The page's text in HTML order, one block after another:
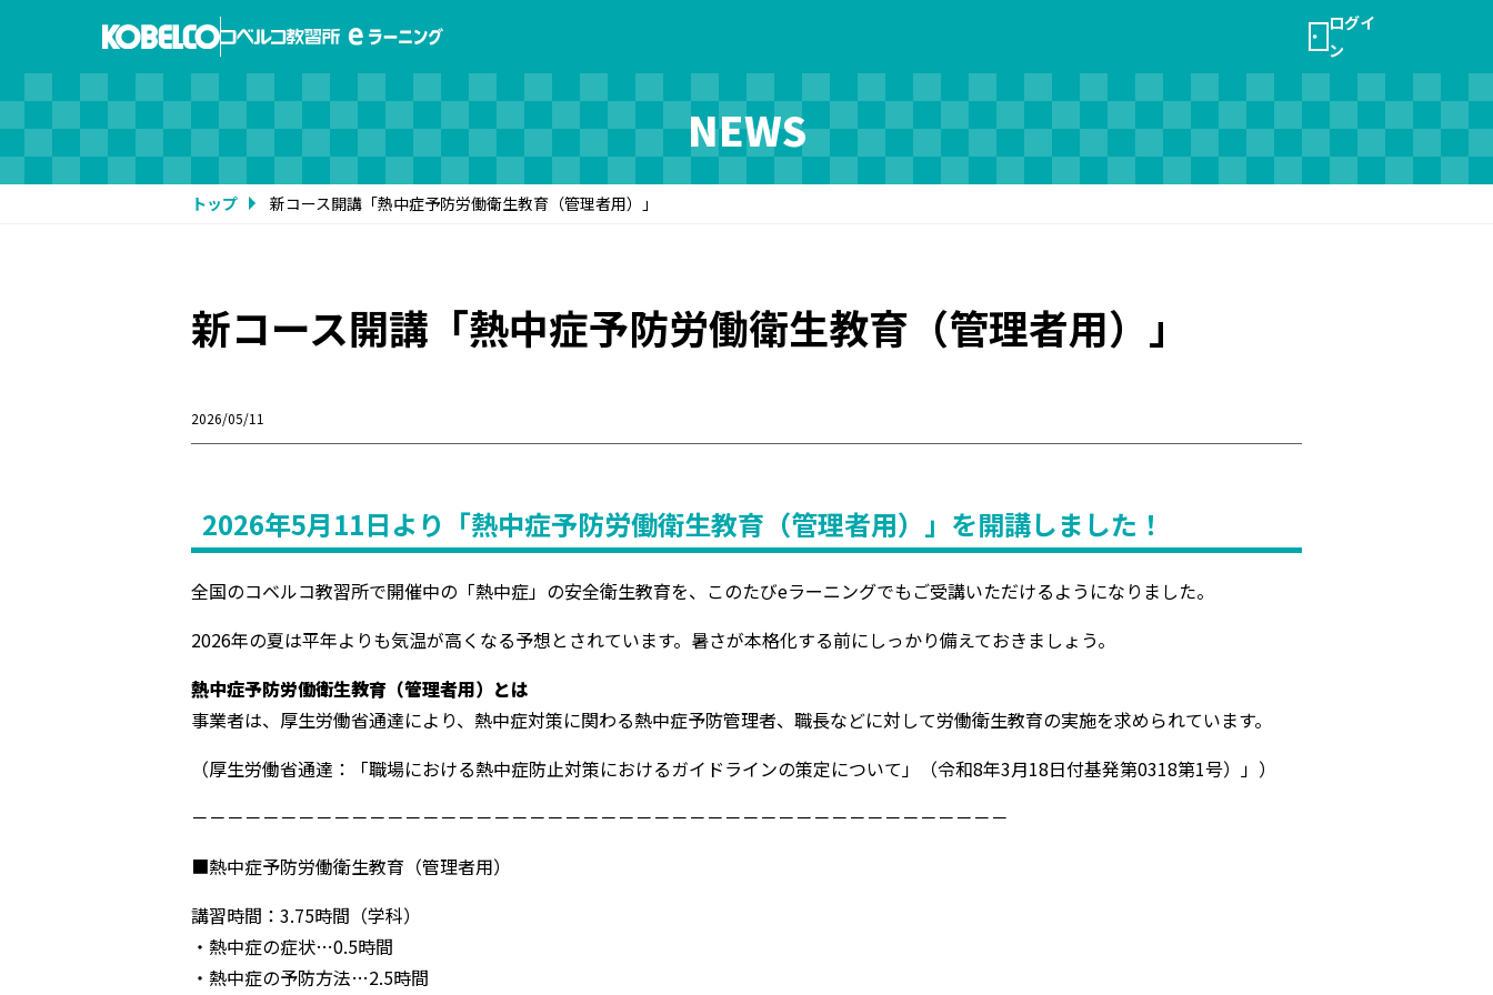
ログイ
ン
NEWS
トップ 新コース開講「熱中症予防労働衛生教育（管理者用）」
新コース開講「熱中症予防労働衛生教育（管理者用）」
2026/05/11
2026年5月11日より「熱中症予防労働衛生教育（管理者用）」を開講しました！
全国のコベルコ教習所で開催中の「熱中症」の安全衛生教育を、このたびeラーニングでもご受講いただけるようになりました。
2026年の夏は平年よりも気温が高くなる予想とされています。暑さが本格化する前にしっかり備えておきましょう。
熱中症予防労働衛生教育（管理者用）とは
事業者は、厚生労働省通達により、熱中症対策に関わる熱中症予防管理者、職長などに対して労働衛生教育の実施を求められています。
（厚生労働省通達：「職場における熱中症防止対策におけるガイドラインの策定について」（令和8年3月18日付基発第0318第1号）」）
－－－－－－－－－－－－－－－－－－－－－－－－－－－－－－－－－－－－－－－－－－－－－－
■熱中症予防労働衛生教育（管理者用）
講習時間：3.75時間（学科）
・熱中症の症状…0.5時間
・熱中症の予防方法…2.5時間